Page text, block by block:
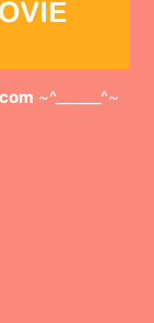
~^______^~